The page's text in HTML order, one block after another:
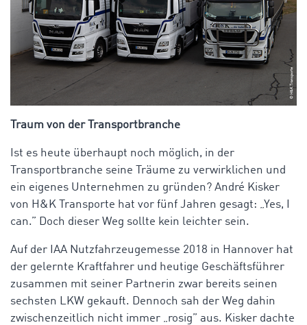
Traum von der Transportbranche
Ist es heute überhaupt noch möglich, in der
Transportbranche seine Träume zu verwirklichen und
ein eigenes Unternehmen zu gründen? André Kisker
von H&K Transporte hat vor fünf Jahren gesagt: „Yes, I
can.” Doch dieser Weg sollte kein leichter sein.
Auf der IAA Nutzfahrzeugemesse 2018 in Hannover hat
der gelernte Kraftfahrer und heutige Geschäftsführer
zusammen mit seiner Partnerin zwar bereits seinen
sechsten LKW gekauft. Dennoch sah der Weg dahin
zwischenzeitlich nicht immer „rosig” aus. Kisker dachte